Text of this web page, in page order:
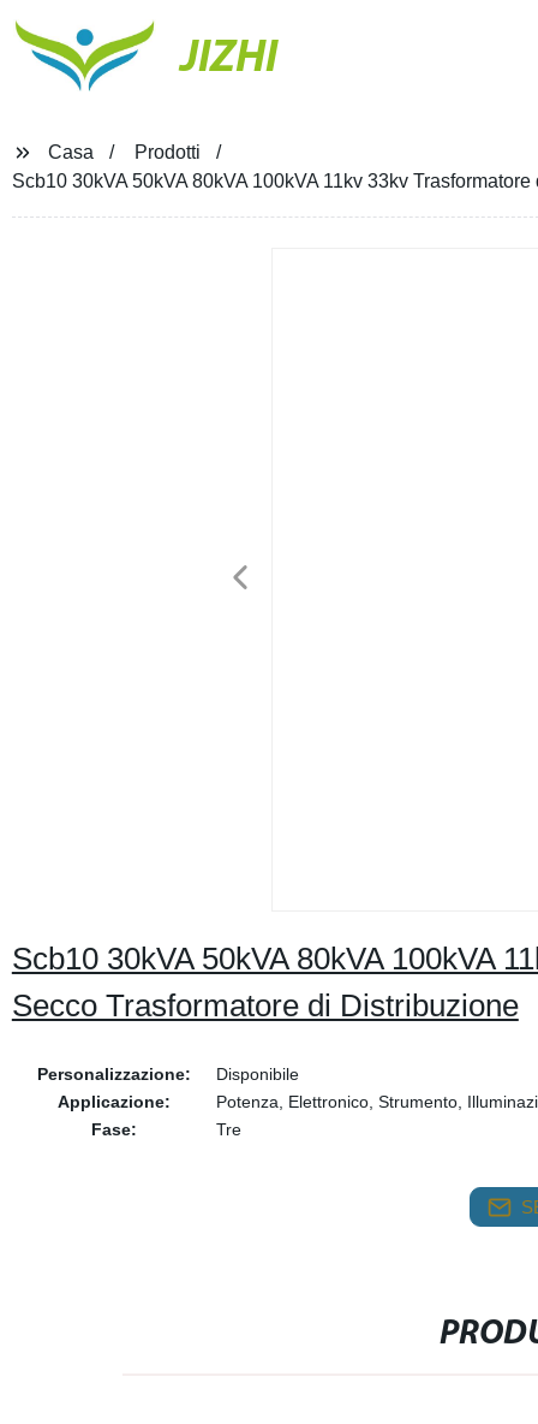
JIZHI
Casa
Prodotti
Scb10 30kVA 50kVA 80kVA 100kVA 11kv 33kv
Scb10 30kVA 50kVA 80kVA 100kVA
Secco Trasformatore di Distribuzione
Personalizzazione:
Disponibile
Applicazione:
Potenza, Elettronico, Strumento,
Fase:
Tre